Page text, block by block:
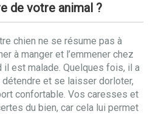
de votre animal ?
chien ne se résume pas à
à manger et l’emmener chez
il est malade. Quelques fois, il a
et se laisser dorloter,
confortable. Vos caresses et
du bien, car cela lui permet